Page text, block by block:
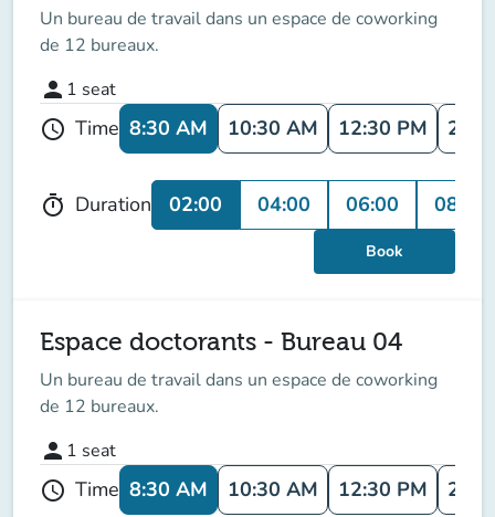
Un bureau de travail dans un espace de coworking
de 12 bureaux.
person 1 seat
schedule Time 8:30 AM 10:30 AM 12:30 PM 2:30
timer Duration 02:00 04:00 06:00 08:00
Book
Espace doctorants - Bureau 04
Un bureau de travail dans un espace de coworking
de 12 bureaux.
person 1 seat
schedule Time 8:30 AM 10:30 AM 12:30 PM 2:30